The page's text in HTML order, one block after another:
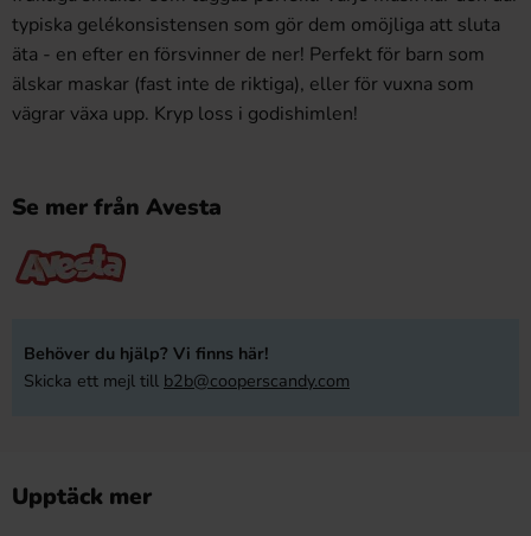
typiska gelékonsistensen som gör dem omöjliga att sluta
äta - en efter en försvinner de ner! Perfekt för barn som
älskar maskar (fast inte de riktiga), eller för vuxna som
vägrar växa upp. Kryp loss i godishimlen!
Se mer från Avesta
Behöver du hjälp? Vi finns här!
Skicka ett mejl till b2b@cooperscandy.com
Upptäck mer